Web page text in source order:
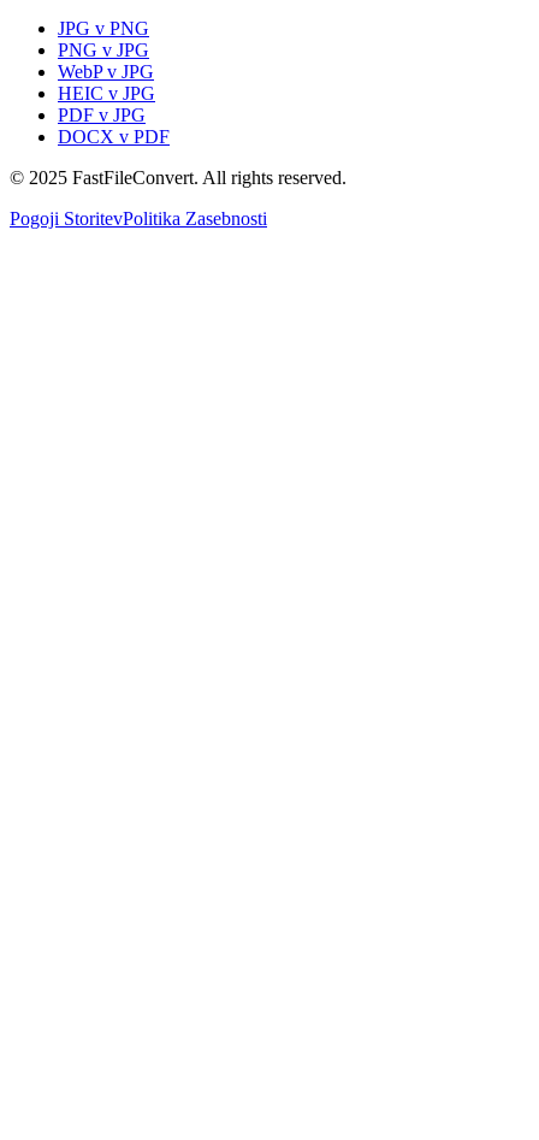
JPG v PNG
PNG v JPG
WebP v JPG
HEIC v JPG
PDF v JPG
DOCX v PDF
© 2025 FastFileConvert. All rights reserved.
Pogoji StoritevPolitika Zasebnosti